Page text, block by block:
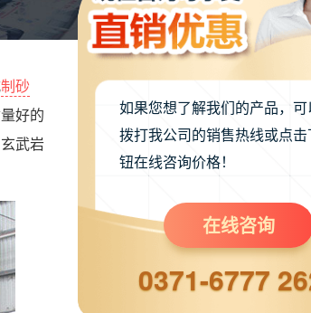
制砂
好的
武岩
如果您想了解我们的产品，
拨打我公司的销售热线或点
钮在线咨询价格！
在线咨询
0371-6777